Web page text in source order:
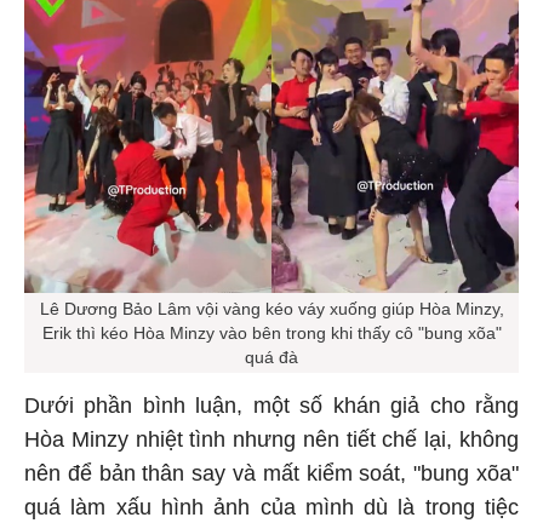
Lê Dương Bảo Lâm vội vàng kéo váy xuống giúp Hòa Minzy,
Erik thì kéo Hòa Minzy vào bên trong khi thấy cô "bung xõa"
quá đà
Dưới phần bình luận, một số khán giả cho rằng
Hòa Minzy nhiệt tình nhưng nên tiết chế lại, không
nên để bản thân say và mất kiểm soát, "bung xõa"
quá làm xấu hình ảnh của mình dù là trong tiệc